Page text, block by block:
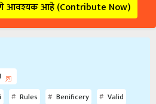
आवश्यक आहे (Contribute Now)
Rules Benificery Valid